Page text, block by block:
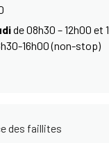
de 08h30 – 12h00 et
16h00 (non-stop)
des faillites